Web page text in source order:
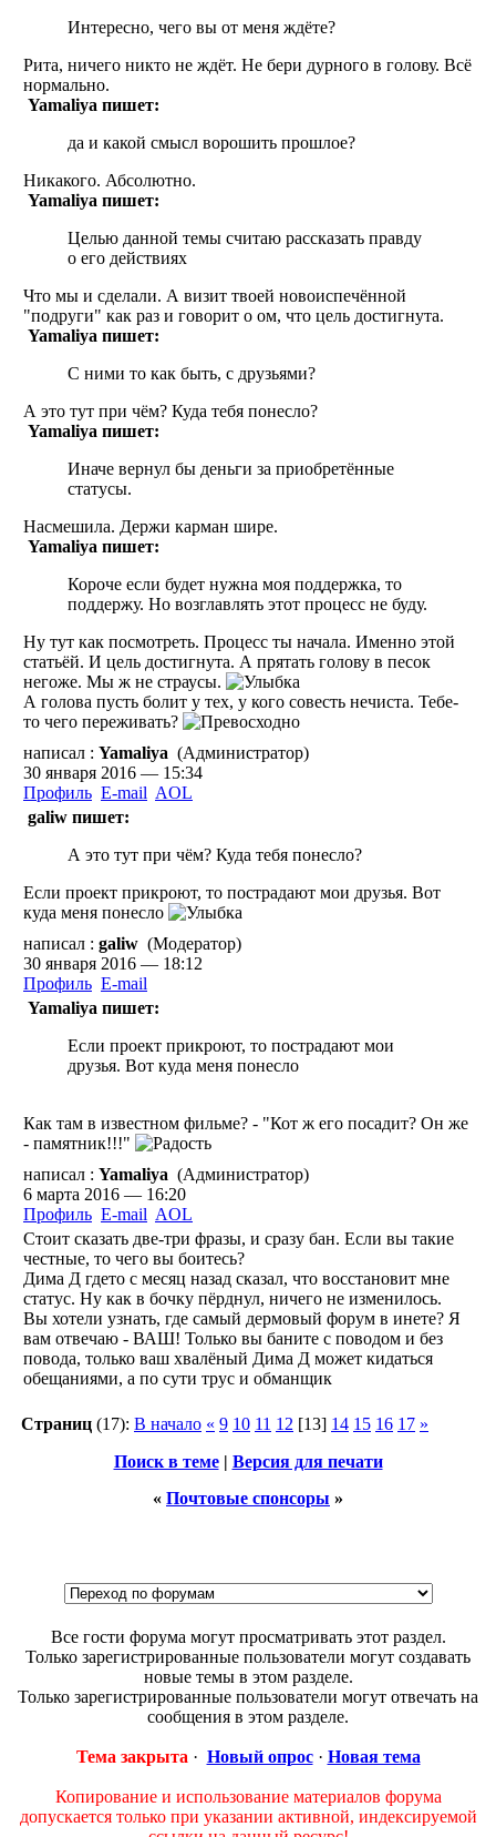
Интересно, чего вы от меня ждёте?
Рита, ничего никто не ждёт. Не бери дурного в голову. Всё
нормально.
Yamaliya пишет:
да и какой смысл ворошить прошлое?
Никакого. Абсолютно.
Yamaliya пишет:
Целью данной темы считаю рассказать правду
о его действиях
Что мы и сделали. А визит твоей новоиспечённой
"подруги" как раз и говорит о ом, что цель достигнута.
Yamaliya пишет:
С ними то как быть, с друзьями?
А это тут при чём? Куда тебя понесло?
Yamaliya пишет:
Иначе вернул бы деньги за приобретённые
статусы.
Насмешила. Держи карман шире.
Yamaliya пишет:
Короче если будет нужна моя поддержка, то
поддержу. Но возглавлять этот процесс не буду.
Ну тут как посмотреть. Процесс ты начала. Именно этой
статьёй. И цель достигнута. А прятать голову в песок
негоже. Мы ж не страусы.
А голова пусть болит у тех, у кого совесть нечиста. Тебе-
то чего переживать?
написал : Yamaliya (Администратор)
30 января 2016 — 15:34
Профиль E-mail AOL
galiw пишет:
А это тут при чём? Куда тебя понесло?
Если проект прикроют, то пострадают мои друзья. Вот
куда меня понесло
написал : galiw (Модератор)
30 января 2016 — 18:12
Профиль E-mail
Yamaliya пишет:
Если проект прикроют, то пострадают мои
друзья. Вот куда меня понесло
Как там в известном фильме? - "Кот ж его посадит? Он же
- памятник!!!"
написал : Yamaliya (Администратор)
6 марта 2016 — 16:20
Профиль E-mail AOL
Стоит сказать две-три фразы, и сразу бан. Если вы такие
честные, то чего вы боитесь?
Дима Д гдето с месяц назад сказал, что восстановит мне
статус. Ну как в бочку пёрднул, ничего не изменилось.
Вы хотели узнать, где самый дермовый форум в инете? Я
вам отвечаю - ВАШ! Только вы баните с поводом и без
повода, только ваш хвалёный Дима Д может кидаться
обещаниями, а по сути трус и обманщик
Страниц (17): В начало « 9 10 11 12 [13] 14 15 16 17 »
Поиск в теме| Версия для печати
« Почтовые спонсоры »
Все гости форума могут просматривать этот раздел.
Только зарегистрированные пользователи могут создавать
новые темы в этом разделе.
Только зарегистрированные пользователи могут отвечать на
сообщения в этом разделе.
Тема закрыта · Новый опрос· Новая тема
Копирование и использование материалов форума
допускается только при указании активной, индексируемой